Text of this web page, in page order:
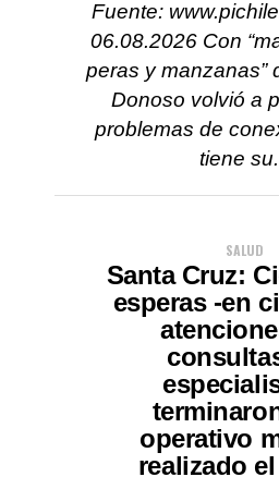
Fuente:
06.08.2026 Con
peras y manzanas”
Donoso volvió a
problemas de
tiene
SALUD
Santa Cruz:
esperas -en
operativo
realizado